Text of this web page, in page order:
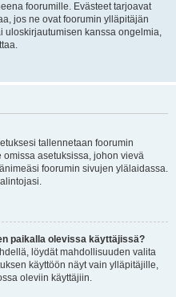
foorumille. Evästeet tarjoavat
jos ne ovat foorumin ylläpitäjän
uloskirjautumisen kanssa ongelmia,
tallennetaan foorumin
asetuksissa, johon vievä
foorumin sivujen ylälaidassa.
paikalla olevissa käyttäjissä?
löydät mahdollisuuden valita
käyttöön näyt vain ylläpitäjille,
oleviin käyttäjiin.